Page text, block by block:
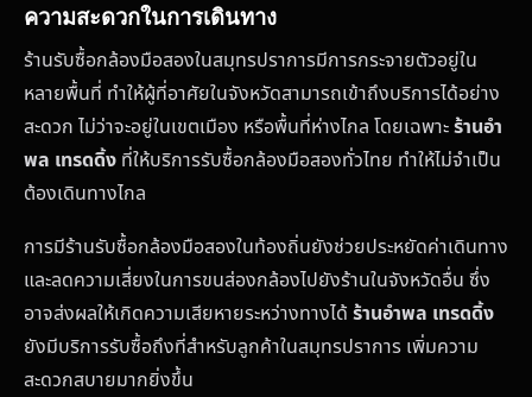
ความสะดวกในการเดินทาง
ร้านรับซื้อกล้องมือสองในสมุทรปราการมีการกระจายตัวอยู่ใน
หลายพื้นที่ ทำให้ผู้ที่อาศัยในจังหวัดสามารถเข้าถึงบริการได้อย่าง
สะดวก ไม่ว่าจะอยู่ในเขตเมือง หรือพื้นที่ห่างไกล โดยเฉพาะร้านอำ
พล เทรดดิ้ง ที่ให้บริการรับซื้อกล้องมือสองทั่วไทย ทำให้ไม่จำเป็น
ต้องเดินทางไกล
การมีร้านรับซื้อกล้องมือสองในท้องถิ่นยังช่วยประหยัดค่าเดินทาง
และลดความเสี่ยงในการขนส่องกล้องไปยังร้านในจังหวัดอื่น ซึ่ง
อาจส่งผลให้เกิดความเสียหายระหว่างทางได้ ร้านอำพล เทรดดิ้ง
ยังมีบริการรับซื้อถึงที่สำหรับลูกค้าในสมุทรปราการ เพิ่มความ
สะดวกสบายมากยิ่งขึ้น